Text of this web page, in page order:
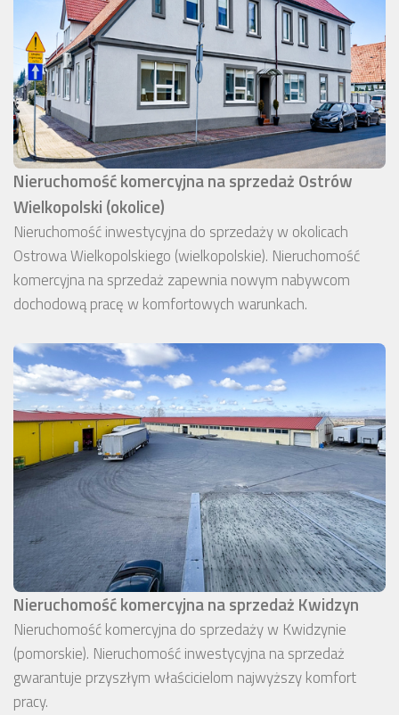
Nieruchomość komercyjna na sprzedaż Ostrów
Wielkopolski (okolice)
Nieruchomość inwestycyjna do sprzedaży w okolicach
Ostrowa Wielkopolskiego (wielkopolskie). Nieruchomość
komercyjna na sprzedaż zapewnia nowym nabywcom
dochodową pracę w komfortowych warunkach.
Nieruchomość komercyjna na sprzedaż Kwidzyn
Nieruchomość komercyjna do sprzedaży w Kwidzynie
(pomorskie). Nieruchomość inwestycyjna na sprzedaż
gwarantuje przyszłym właścicielom najwyższy komfort
pracy.